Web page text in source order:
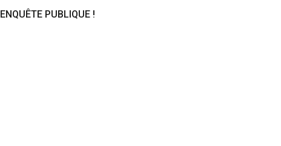
ENQUÊTE PUBLIQUE !